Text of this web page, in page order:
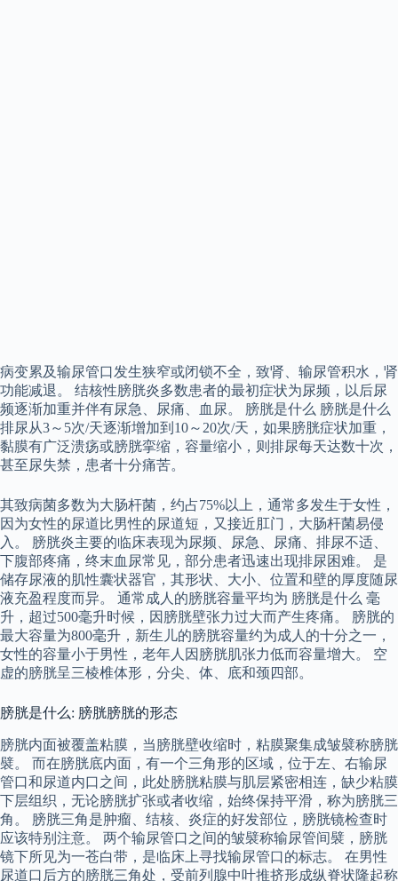
病变累及输尿管口发生狭窄或闭锁不全，致肾、输尿管积水，肾
功能减退。 结核性膀胱炎多数患者的最初症状为尿频，以后尿
频逐渐加重并伴有尿急、尿痛、血尿。 膀胱是什么 膀胱是什么
排尿从3～5次/天逐渐增加到10～20次/天，如果膀胱症状加重，
黏膜有广泛溃疡或膀胱挛缩，容量缩小，则排尿每天达数十次，
甚至尿失禁，患者十分痛苦。
其致病菌多数为大肠杆菌，约占75%以上，通常多发生于女性，
因为女性的尿道比男性的尿道短，又接近肛门，大肠杆菌易侵
入。 膀胱炎主要的临床表现为尿频、尿急、尿痛、排尿不适、
下腹部疼痛，终末血尿常见，部分患者迅速出现排尿困难。 是
储存尿液的肌性囊状器官，其形状、大小、位置和壁的厚度随尿
液充盈程度而异。 通常成人的膀胱容量平均为 膀胱是什么 毫
升，超过500毫升时候，因膀胱壁张力过大而产生疼痛。 膀胱的
最大容量为800毫升，新生儿的膀胱容量约为成人的十分之一，
女性的容量小于男性，老年人因膀胱肌张力低而容量增大。 空
虚的膀胱呈三棱椎体形，分尖、体、底和颈四部。
膀胱是什么: 膀胱膀胱的形态
膀胱内面被覆盖粘膜，当膀胱壁收缩时，粘膜聚集成皱襞称膀胱
襞。 而在膀胱底内面，有一个三角形的区域，位于左、右输尿
管口和尿道内口之间，此处膀胱粘膜与肌层紧密相连，缺少粘膜
下层组织，无论膀胱扩张或者收缩，始终保持平滑，称为膀胱三
角。 膀胱三角是肿瘤、结核、炎症的好发部位，膀胱镜检查时
应该特别注意。 两个输尿管口之间的皱襞称输尿管间襞，膀胱
镜下所见为一苍白带，是临床上寻找输尿管口的标志。 在男性
尿道口后方的膀胱三角处，受前列腺中叶推挤形成纵脊状隆起称